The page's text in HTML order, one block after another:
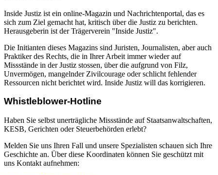
Inside Justiz ist ein online-Magazin und Nachrichtenportal, das es
sich zum Ziel gemacht hat, kritisch über die Justiz zu berichten.
Herausgeberin ist der Trägerverein "Inside Justiz".
Die Initianten dieses Magazins sind Juristen, Journalisten, aber auch
Praktiker des Rechts, die in Ihrer Arbeit immer wieder auf
Missstände in der Justiz stossen, über die aufgrund von Filz,
Unvermögen, mangelnder Zivilcourage oder schlicht fehlender
Ressourcen nicht berichtet wird. Inside Justiz will das korrigieren.
Whistleblower-Hotline
Haben Sie selbst unerträgliche Missstände auf Staatsanwaltschaften,
KESB, Gerichten oder Steuerbehörden erlebt?
Melden Sie uns Ihren Fall und unsere Spezialisten schauen sich Ihre
Geschichte an. Über diese Koordinaten können Sie geschützt mit
uns Kontakt aufnehmen: